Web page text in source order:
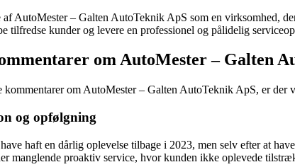
af AutoMester – Galten AutoTeknik ApS som en virksomhed,
tilfredse kunder og levere en professionel og pålidelig
om AutoMester – Galten
om AutoMester – Galten AutoTeknik ApS, er der
og opfølgning
haft en dårlig oplevelse tilbage i 2023, men selv efter at
manglende proaktiv service, hvor kunden ikke oplevede